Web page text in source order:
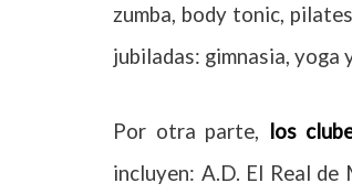
zumba, body tonic,
jubiladas: gimnasia, yoga
Por otra parte, los
incluyen: A.D. El Real